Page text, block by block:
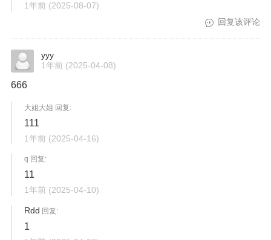
1年前 (2025-08-07)
回复该评论
yyy
1年前 (2025-04-08)
666
大姐大姐 回复:
111
1年前 (2025-04-16)
q 回复:
11
1年前 (2025-04-10)
Rdd 回复:
1